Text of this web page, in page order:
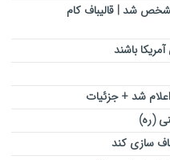
شد | قالیباف کام
باشند
شد + جزئیات
(ره)
سازی کند